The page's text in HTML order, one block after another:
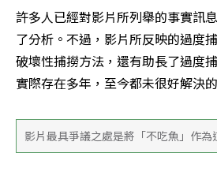
許多人已經對影片所列舉的事實訊
了分析。不過，影片所反映的過度
破壞性捕撈方法，還有助長了過度
實際存在多年，至今都未很好解決
影片最具爭議之處是將「不吃魚」作為